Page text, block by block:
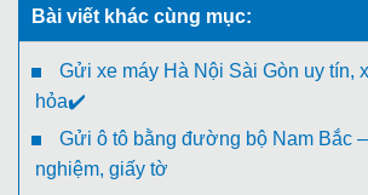
Bài viết khác cùng mục:
Gửi xe máy Hà Nội Sài Gòn uy tín,
hỏa✔️
Gửi ô tô bằng đường bộ Nam Bắc
nghiệm, giấy tờ